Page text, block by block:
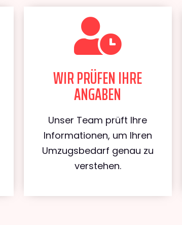
WIR PRÜFEN IHRE
ANGABEN
Unser Team prüft Ihre
Informationen, um Ihren
Umzugsbedarf genau zu
verstehen.